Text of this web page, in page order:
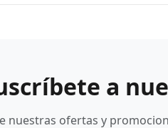
a
nuestras ofertas y